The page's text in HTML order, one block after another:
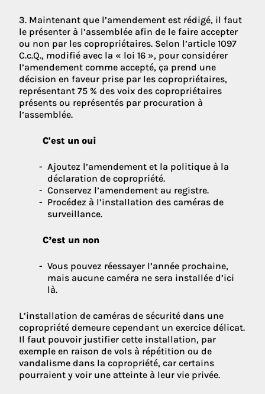
3. Maintenant que l’amendement est rédigé, il faut
le présenter à l’assemblée afin de le faire accepter
ou non par les copropriétaires. Selon l’article 1097
C.c.Q., modifié avec la « loi 16 », pour considérer
l’amendement comme accepté, ça prend une
décision en faveur prise par les copropriétaires,
représentant 75 % des voix des copropriétaires
présents ou représentés par procuration à
l’assemblée.
C'est un oui
Ajoutez l’amendement et la politique à la
déclaration de copropriété.
Conservez l’amendement au registre.
Procédez à l’installation des caméras de
surveillance.
C’est un non
Vous pouvez réessayer l’année prochaine,
mais aucune caméra ne sera installée d’ici
là.
L’installation de caméras de sécurité dans une
copropriété demeure cependant un exercice délicat.
Il faut pouvoir justifier cette installation, par
exemple en raison de vols à répétition ou de
vandalisme dans la copropriété, car certains
pourraient y voir une atteinte à leur vie privée.